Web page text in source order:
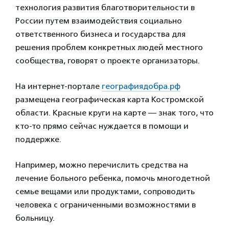
технология развития благотворительности в
России путем взаимодействия социально
ответственного бизнеса и государства для
решения проблем конкретных людей местного
сообщества, говорят о проекте организаторы.
На интернет-портале географиядобра.рф
размещена географическая карта Костромской
области. Красные круги на карте — знак того, что
кто-то прямо сейчас нуждается в помощи и
поддержке.
Например, можно перечислить средства на
лечение больного ребенка, помочь многодетной
семье вещами или продуктами, сопроводить
человека с ограниченными возможностями в
больницу.